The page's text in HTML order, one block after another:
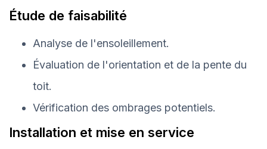
Étude de faisabilité
Analyse de l'ensoleillement.
Évaluation de l'orientation et de la pente du
toit.
Vérification des ombrages potentiels.
Installation et mise en service